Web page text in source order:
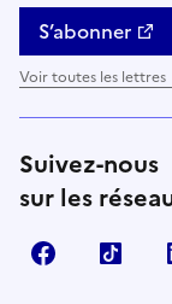
S’abonner
Voir toutes les lettres
Suivez-nous
sur les
Facebook